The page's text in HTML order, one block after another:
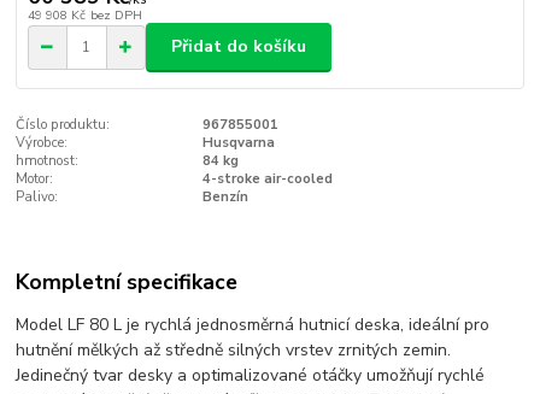
49 908 Kč bez DPH
Přidat do košíku
Číslo produktu:
967855001
Výrobce:
Husqvarna
hmotnost:
84 kg
Motor:
4-stroke air-cooled
Palivo:
Benzín
Kompletní specifikace
Model LF 80 L je rychlá jednosměrná hutnicí deska, ideální pro
hutnění mělkých až středně silných vrstev zrnitých zemin.
Jedinečný tvar desky a optimalizované otáčky umožňují rychlé